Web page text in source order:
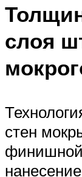
слоя
стен
финишной